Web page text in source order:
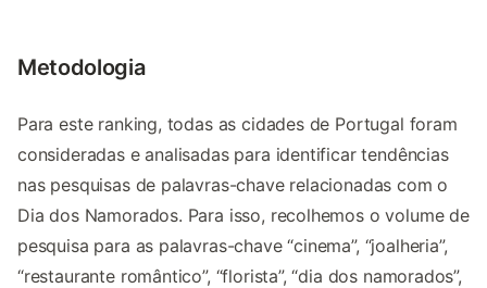
Metodologia
Para este ranking, todas as cidades de Portugal foram
consideradas e analisadas para identificar tendências
nas pesquisas de palavras-chave relacionadas com o
Dia dos Namorados. Para isso, recolhemos o volume de
pesquisa para as palavras-chave “cinema”, “joalheria”,
“restaurante romântico”, “florista”, “dia dos namorados”,